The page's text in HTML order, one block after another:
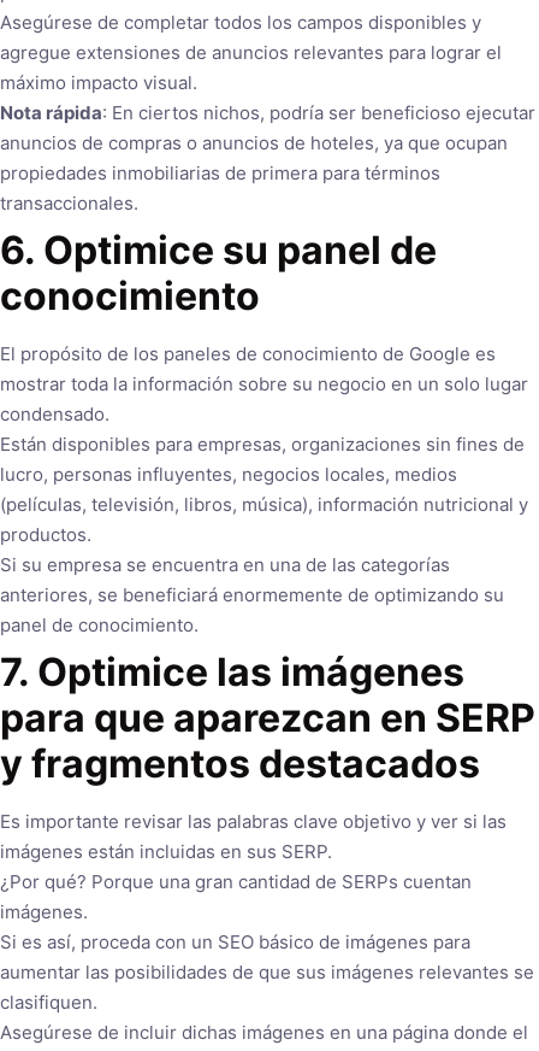
Asegúrese de completar todos los campos disponibles y
agregue extensiones de anuncios relevantes para lograr el
máximo impacto visual.
Nota rápida: En ciertos nichos, podría ser beneficioso ejecutar
anuncios de compras o anuncios de hoteles, ya que ocupan
propiedades inmobiliarias de primera para términos
transaccionales.
6. Optimice su panel de
conocimiento
El propósito de los paneles de conocimiento de Google es
mostrar toda la información sobre su negocio en un solo lugar
condensado.
Están disponibles para empresas, organizaciones sin fines de
lucro, personas influyentes, negocios locales, medios
(películas, televisión, libros, música), información nutricional y
productos.
Si su empresa se encuentra en una de las categorías
anteriores, se beneficiará enormemente de optimizando su
panel de conocimiento.
7. Optimice las imágenes
para que aparezcan en SERP
y fragmentos destacados
Es importante revisar las palabras clave objetivo y ver si las
imágenes están incluidas en sus SERP.
¿Por qué? Porque una gran cantidad de SERPs cuentan
imágenes.
Si es así, proceda con un SEO básico de imágenes para
aumentar las posibilidades de que sus imágenes relevantes se
clasifiquen.
Asegúrese de incluir dichas imágenes en una página donde el